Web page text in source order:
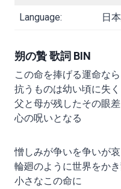
Language: 日
朔の贄 歌詞 BIN
この命を捧げる運命なら
抗うものは幼い頃に失
父と母が残したその眼
心の呪いとなる
憎しみが争いを争いが
輪廻のように世界をか
小さなこの命に